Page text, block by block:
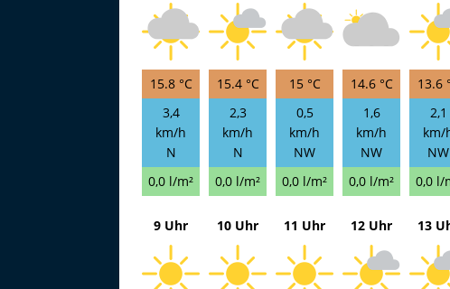
15.8 °C
3,4
km/h
N
0,0 l/m²
15.4 °C
2,3
km/h
N
0,0 l/m²
15 °C
0,5
km/h
NW
0,0 l/m²
14.6 °C
1,6
km/h
NW
0,0 l/m²
13.6
2,1
km/
NW
0,0 l/
9 Uhr 10 Uhr 11 Uhr 12 Uhr 13